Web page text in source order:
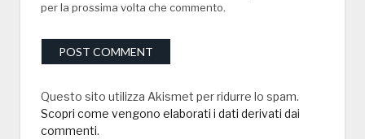
per la prossima volta che commento.
Questo sito utilizza Akismet per ridurre lo spam.
Scopri come vengono elaborati i dati derivati dai
commenti.